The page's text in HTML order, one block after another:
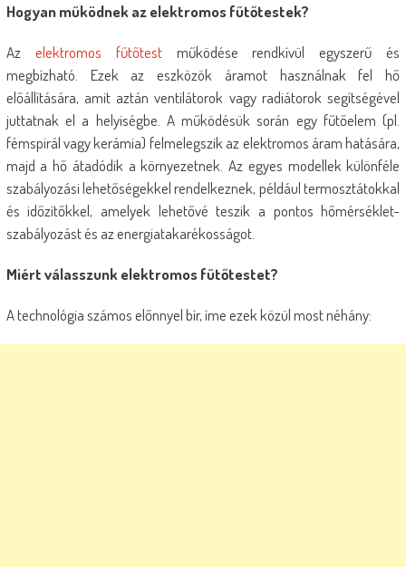
Hogyan működnek az elektromos fűtőtestek?
Az elektromos fűtőtestműködése rendkívül egyszerű és
megbízható. Ezek az eszközök áramot használnak fel hő
előállítására, amit aztán ventilátorok vagy radiátorok segítségével
juttatnak el a helyiségbe. A működésük során egy fűtőelem (pl.
fémspirál vagy kerámia) felmelegszik az elektromos áram hatására,
majd a hő átadódik a környezetnek. Az egyes modellek különféle
szabályozási lehetőségekkel rendelkeznek, például termosztátokkal
és időzítőkkel, amelyek lehetővé teszik a pontos hőmérséklet-
szabályozást és az energiatakarékosságot.
Miért válasszunk elektromos fűtőtestet?
A technológia számos előnnyel bír, íme ezek közül most néhány: